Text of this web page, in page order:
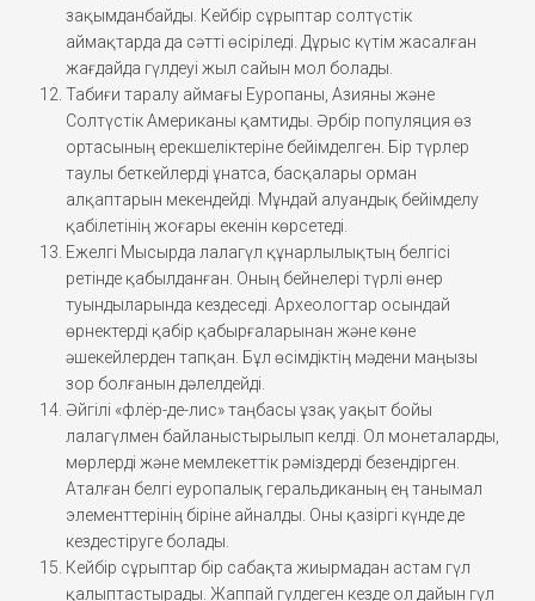
зақымданбайды. Кейбір сұрыптар солтүстік
аймақтарда да сәтті өсіріледі. Дұрыс күтім жасалған
жағдайда гүлдеуі жыл сайын мол болады.
Табиғи таралу аймағы Еуропаны, Азияны және
Солтүстік Американы қамтиды. Әрбір популяция өз
ортасының ерекшеліктеріне бейімделген. Бір түрлер
таулы беткейлерді ұнатса, басқалары орман
алқаптарын мекендейді. Мұндай алуандық бейімделу
қабілетінің жоғары екенін көрсетеді.
Ежелгі Мысырда лалагүл құнарлылықтың белгісі
ретінде қабылданған. Оның бейнелері түрлі өнер
туындыларында кездеседі. Археологтар осындай
өрнектерді қабір қабырғаларынан және көне
әшекейлерден тапқан. Бұл өсімдіктің мәдени маңызы
зор болғанын дәлелдейді.
Әйгілі «флёр-де-лис» таңбасы ұзақ уақыт бойы
лалагүлмен байланыстырылып келді. Ол монеталарды,
мөрлерді және мемлекеттік рәміздерді безендірген.
Аталған белгі еуропалық геральдиканың ең танымал
элементтерінің біріне айналды. Оны қазіргі күнде де
кездестіруге болады.
Кейбір сұрыптар бір сабақта жиырмадан астам гүл
қалыптастырады. Жаппай гүлдеген кезде ол дайын гүл